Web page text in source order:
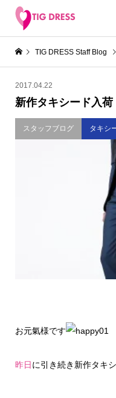
TIG DRESS Staff Blog
2017.04.22
新作タキシード入
スタッフブログ タキシ
お元氣様です
昨日に引き続き新作タキ